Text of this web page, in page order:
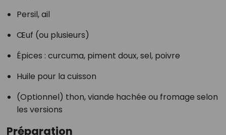
Persil, ail
Œuf (ou plusieurs)
Épices : curcuma, piment doux, sel, poivre
Huile pour la cuisson
(Optionnel) thon, viande hachée ou fromage selon
les versions
Préparation